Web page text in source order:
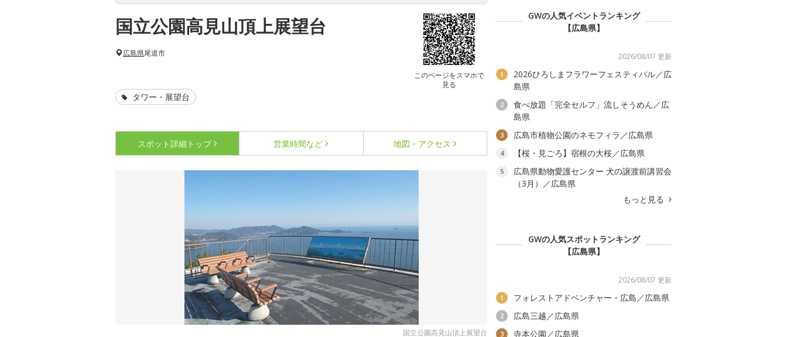
国立公園高見山頂上展望台
このページをスマホで
見る
広島県尾道市
タワー・展望台
スポット詳細 トップ 営業時間など 地図・アクセス
国立公園高見山頂上展望台
GWの人気イベントランキング
【広島県】
2026/08/07 更新
1
2026ひろしまフラワーフェスティバル／広
島県
2
食べ放題「完全セルフ」流しそうめん／広
島県
3 広島市植物公園のネモフィラ／広島県
4 【桜・見ごろ】宿根の大桜／広島県
5
広島県動物愛護センター 犬の譲渡前講習会
（3月）／広島県
もっと見る
GWの人気スポットランキング
【広島県】
2026/08/07 更新
1 フォレストアドベンチャー・広島／広島県
2 広島三越／広島県
3 寺本公園／広島県